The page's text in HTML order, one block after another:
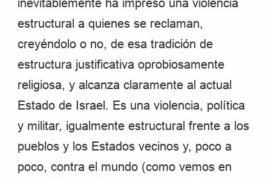
inevitablemente ha impreso una violencia
estructural a quienes se reclaman,
creyéndolo o no, de esa tradición de
estructura justificativa oprobiosamente
religiosa, y alcanza claramente al actual
Estado de Israel. Es una violencia, política
y militar, igualmente estructural frente a los
pueblos y los Estados vecinos y, poco a
poco, contra el mundo (como vemos en